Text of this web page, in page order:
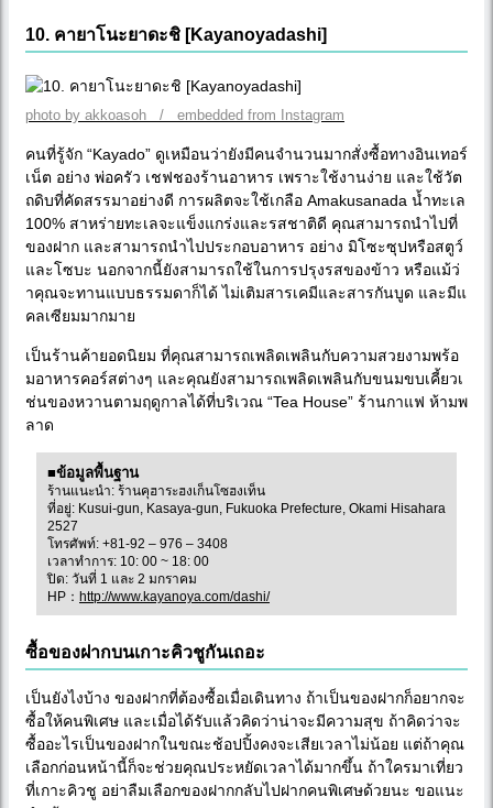
10. คายาโนะยาดะชิ [Kayanoyadashi]
photo by akkoasoh / embedded from Instagram
คนที่รู้จัก “Kayado” ดูเหมือนว่ายังมีคนจำนวนมากสั่งซื้อทางอินเทอร์
เน็ต อย่าง พ่อครัว เชฟชองร้านอาหาร เพราะใช้งานง่าย และใช้วัต
ถดิบที่คัดสรรมาอย่างดี การผลิตจะใช้เกลือ Amakusanada น้ำทะเล
100% สาหร่ายทะเลจะแข็งแกร่งและรสชาติดี คุณสามารถนำไปที่
ของฝาก และสามารถนำไปประกอบอาหาร อย่าง มิโซะซุปหรือสตูว์
และโซบะ นอกจากนี้ยังสามารถใช้ในการปรุงรสของข้าว หรือแม้ว่
าคุณจะทานแบบธรรมดาก็ได้ ไม่เติมสารเคมีและสารกันบูด และมีแ
คลเซียมมากมาย
เป็นร้านค้ายอดนิยม ที่คุณสามารถเพลิดเพลินกับความสวยงามพร้อ
มอาหารคอร์สต่างๆ และคุณยังสามารถเพลิดเพลินกับขนมขบเคี้ยวเ
ช่นของหวานตามฤดูกาลได้ที่บริเวณ “Tea House” ร้านกาแฟ ห้ามพ
ลาด
■ข้อมูลพื้นฐาน
ร้านแนะนำ: ร้านคุฮาระฮงเก็นโซฮงเท็น
ที่อยู่: Kusui-gun, Kasaya-gun, Fukuoka Prefecture, Okami Hisahara
2527
โทรศัพท์: +81-92 – 976 – 3408
เวลาทำการ: 10: 00 ~ 18: 00
ปิด: วันที่ 1 และ 2 มกราคม
HP： http://www.kayanoya.com/dashi/
ซื้อของฝากบนเกาะคิวชูกันเถอะ
เป็นยังไงบ้าง ของฝากที่ต้องซื้อเมื่อเดินทาง ถ้าเป็นของฝากก็อยากจะ
ซื้อให้คนพิเศษ และเมื่อได้รับแล้วคิดว่าน่าจะมีความสุข ถ้าคิดว่าจะ
ซื้ออะไรเป็นของฝากในขณะช้อปปิ้งคงจะเสียเวลาไม่น้อย แต่ถ้าคุณ
เลือกก่อนหน้านี้ก็จะช่วยคุณประหยัดเวลาได้มากขึ้น ถ้าใครมาเที่ยว
ที่เกาะคิวชู อย่าลืมเลือกของฝากกลับไปฝากคนพิเศษด้วยนะ ขอแนะ